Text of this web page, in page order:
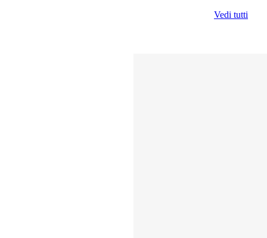
Vedi tutti